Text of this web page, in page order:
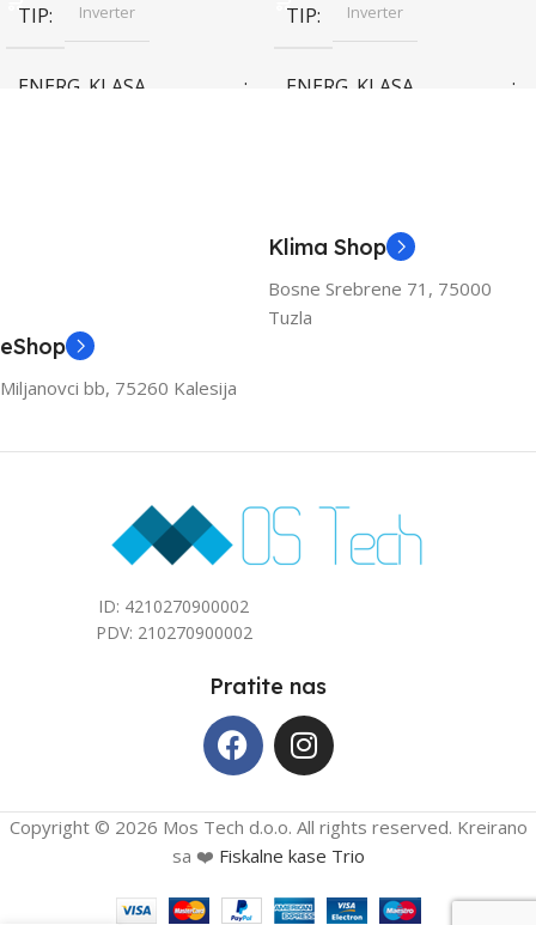
TIP Inverter
ENERG. KLASA
ZA PROSTOR DO (M2)
40
TIP Inverter
ENERG. KLASA
KAPACITET HLAĐENJA
3.6
40
Klima Shop
Bosne Srebrene 71, 75000
Tuzla
eShop
Miljanovci bb, 75260 Kalesija
ID: 4210270900002
PDV: 210270900002
Pratite nas
Copyright © 2026 Mos Tech d.o.o. All rights reserved. Kreirano
sa ❤️ Fiskalne kase Trio